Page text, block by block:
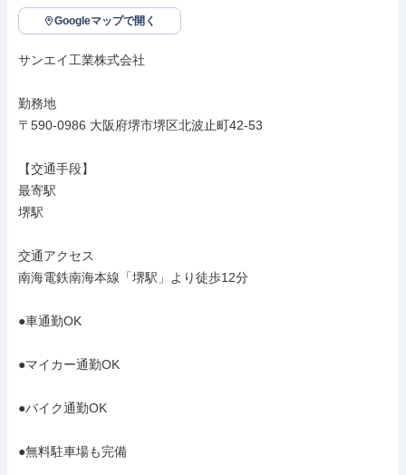
Googleマップで開く
サンエイ工業株式会社
勤務地
〒590-0986 大阪府堺市堺区北波止町42-53
【交通手段】
最寄駅
堺駅
交通アクセス
南海電鉄南海本線「堺駅」より徒歩12分
●車通勤OK
●マイカー通勤OK
●バイク通勤OK
●無料駐車場も完備